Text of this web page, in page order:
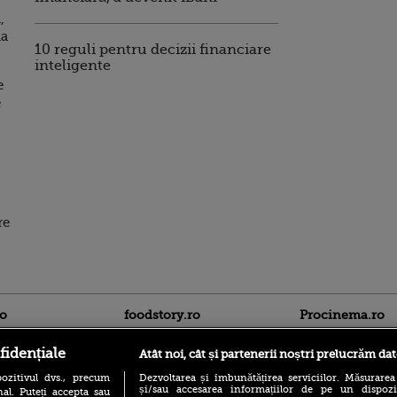
10 reguli pentru decizii financiare
inteligente
foodstory.ro Procinema.ro
dvs., precum
Puteți accepta sau
Atât noi, cât și partenerii noștri prelucrăm
Dezvoltarea și îmbunătățirea serviciilor.
și/sau accesarea informațiilor de pe un